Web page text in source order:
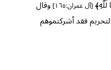
[آل عمران:١٦٥]
وقال
فقد أشركتموهم